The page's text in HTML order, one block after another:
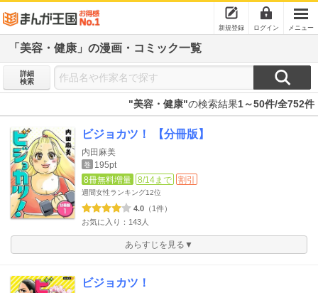
新規登録 ログイン メニュー
「美容・健康」の漫画・コミック一覧
詳細
検索
"美容・健康"の検索結果1～50件/全752件
ビジョカツ！ 【分冊版】
内田麻美
巻
195pt
8冊無料増量
8/14まで 割引
週間女性ランキング12位
4.0 （1件）
お気に入り：143人
あらすじを見る▼
ビジョカツ！